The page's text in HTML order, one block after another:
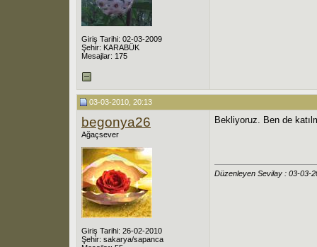
Giriş Tarihi: 02-03-2009
Şehir: KARABÜK
Mesajlar: 175
03-03-2010, 20:13
begonya26
Ağaçsever
Giriş Tarihi: 26-02-2010
Şehir: sakarya/sapanca
Bekliyoruz. Ben de
Düzenleyen Sevilay : 03-03-